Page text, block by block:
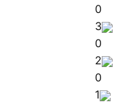
0
3
0
2
0
1